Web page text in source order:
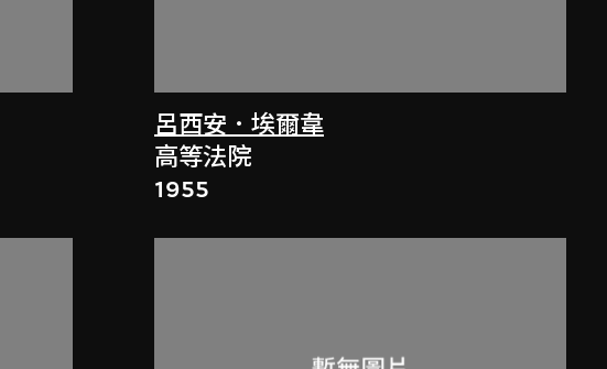
呂西安．埃爾韋
高等法院
1955